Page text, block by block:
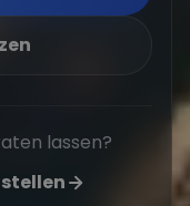
lassen?